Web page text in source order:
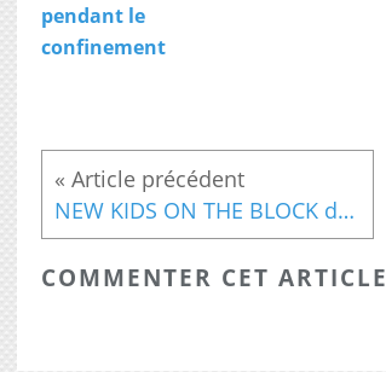
pendant le
confinement
NEW KIDS ON THE BLOCK de retour avec l'EP "Thankful"
COMMENTER CET ARTICLE